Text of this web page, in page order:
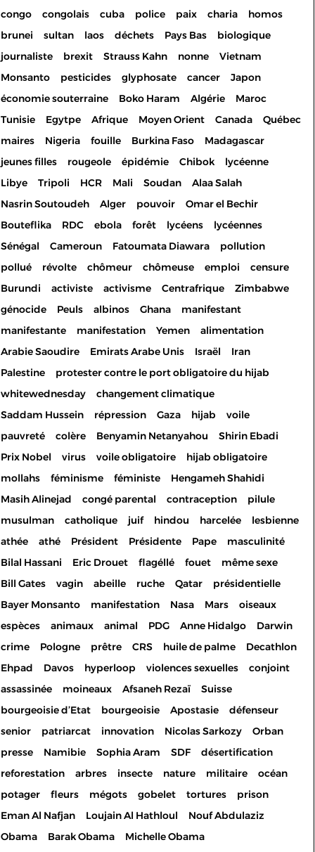
congo
congolais cuba police paix charia
homos
brunei
sultan laos déchets Pays Bas
biologique
journaliste
brexit Strauss Kahn nonne
Vietnam
Monsanto
pesticides glyphosate cancer
Japon
économie souterraine
Boko Haram Algérie
Maroc
Tunisie
Egytpe Afrique Moyen Orient Canada
Québec
maires
Nigeria fouille Burkina Faso
Madagascar
jeunes filles
rougeole épidémie Chibok
lycéenne
Libye
Tripoli HCR Mali Soudan
Alaa Salah
Nasrin Soutoudeh
Alger pouvoir
Omar el Bechir
Bouteflika
RDC ebola forêt lycéens
lycéennes
Sénégal
Cameroun Fatoumata Diawara
pollution
pollué
révolte chômeur chômeuse emploi
censure
Burundi
activiste activisme Centrafrique
Zimbabwe
génocide
Peuls albinos Ghana
manifestant
manifestante
manifestation Yemen
alimentation
Arabie Saoudire
Emirats Arabe Unis Israël
Iran
Palestine
protester contre le port obligatoire du hijab
whitewednesday
changement climatique
Saddam Hussein
répression Gaza hijab
voile
pauvreté
colère Benyamin Netanyahou
Shirin Ebadi
Prix Nobel
virus voile obligatoire
hijab obligatoire
mollahs
féminisme féministe
Hengameh Shahidi
Masih Alinejad
congé parental contraception
pilule
musulman
catholique juif hindou harcelée
lesbienne
athée
athé Président Présidente Pape
masculinité
Bilal Hassani
Eric Drouet flagéllé fouet
même sexe
Bill Gates
vagin abeille ruche Qatar
présidentielle
Bayer Monsanto
manifestation Nasa Mars
oiseaux
espèces
animaux animal PDG Anne Hidalgo
Darwin
crime
Pologne prêtre CRS huile de palme
Decathlon
Ehpad
Davos hyperloop violences sexuelles
conjoint
assassinée
moineaux Afsaneh Rezaï
Suisse
bourgeoisie d’Etat
bourgeoisie Apostasie
défenseur
senior
patriarcat innovation Nicolas Sarkozy
Orban
presse
Namibie Sophia Aram SDF
désertification
reforestation
arbres insecte nature militaire
océan
potager
fleurs mégots gobelet tortures
prison
Eman Al Nafjan
Loujain Al Hathloul
Nouf Abdulaziz
Obama
Barak Obama
Michelle Obama
Les cookies permettent le